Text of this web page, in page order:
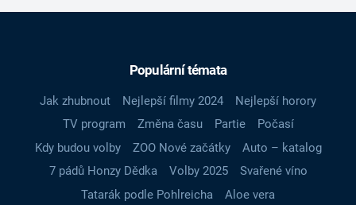
Populární témata
Jak zhubnout Nejlepší filmy 2024
Nejlepší horory
TV program
Změna času Partie
Počasí
Kdy budou volby
ZOO Nové začátky
Auto – katalog
7 pádů Honzy Dědka
Volby 2025
Svařené víno
Tatarák podle Pohlreicha
Aloe vera